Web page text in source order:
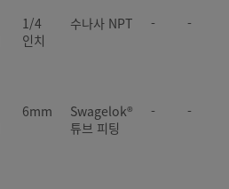
1/4
인치
수나사 NPT - -
6mm
Swagelok®
튜브 피팅
- -